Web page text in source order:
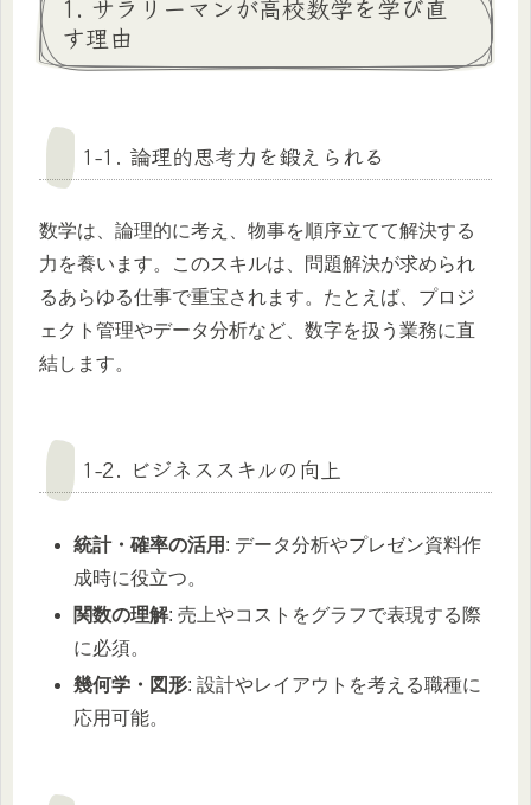
1. サラリーマンが高校数学を学び直
す理由
1-1. 論理的思考力を鍛えられる
数学は、論理的に考え、物事を順序立てて解決する
力を養います。このスキルは、問題解決が求められ
るあらゆる仕事で重宝されます。たとえば、プロジ
ェクト管理やデータ分析など、数字を扱う業務に直
結します。
1-2. ビジネススキルの向上
統計・確率の活用 : データ分析やプレゼン資料作
成時に役立つ。
関数の理解: 売上やコストをグラフで表現する際
に必須。
幾何学・図形: 設計やレイアウトを考える職種に
応用可能。